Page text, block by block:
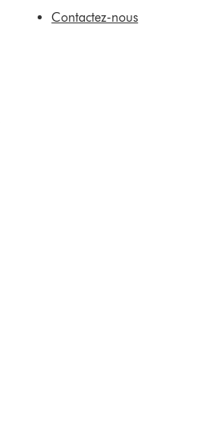
Contactez-nous